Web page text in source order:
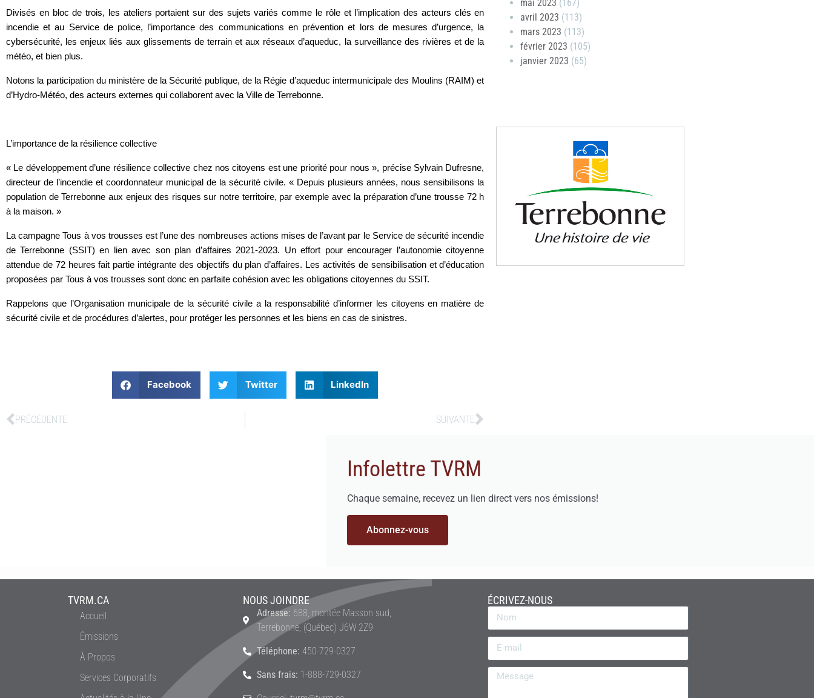
Divisés en bloc de trois, les ateliers portaient sur des sujets variés comme le rôle et l’implication des acteurs clés en
incendie et au Service de police, l’importance des communications en prévention et lors de mesures d’urgence, la
cybersécurité, les enjeux liés aux glissements de terrain et aux réseaux d’aqueduc, la surveillance des rivières et de la
météo, et bien plus.
Notons la participation du ministère de la Sécurité publique, de la Régie d’aqueduc intermunicipale des Moulins (RAIM) et
d’Hydro-Météo, des acteurs externes qui collaborent avec la Ville de Terrebonne.
L’importance de la résilience collective
« Le développement d’une résilience collective chez nos citoyens est une priorité pour nous », précise Sylvain Dufresne,
directeur de l’incendie et coordonnateur municipal de la sécurité civile. « Depuis plusieurs années, nous sensibilisons la
population de Terrebonne aux enjeux des risques sur notre territoire, par exemple avec la préparation d’une trousse 72 h
à la maison. »
La campagne Tous à vos trousses est l’une des nombreuses actions mises de l’avant par le Service de sécurité incendie
de Terrebonne (SSIT) en lien avec son plan d’affaires 2021-2023. Un effort pour encourager l’autonomie citoyenne
attendue de 72 heures fait partie intégrante des objectifs du plan d’affaires. Les activités de sensibilisation et d’éducation
proposées par Tous à vos trousses sont donc en parfaite cohésion avec les obligations citoyennes du SSIT.
Rappelons que l’Organisation municipale de la sécurité civile a la responsabilité d’informer les citoyens en matière de
sécurité civile et de procédures d’alertes, pour protéger les personnes et les biens en cas de sinistres.
Facebook Twitter LinkedIn
PRÉCÉDENTE SUIVANTE
mai 2023 (167)
avril 2023 (113)
mars 2023 (113)
février 2023 (105)
janvier 2023 (65)
Infolettre TVRM
Chaque semaine, recevez un lien direct vers nos émissions!
Abonnez-vous
TVRM.CA
Accueil
Émissions
À Propos
Services Corporatifs
NOUS JOINDRE
Adresse: 688, montée Masson sud,
Terrebonne, (Québec) J6W 2Z9
Téléphone: 450-729-0327
Sans frais: 1-888-729-0327
ÉCRIVEZ-NOUS